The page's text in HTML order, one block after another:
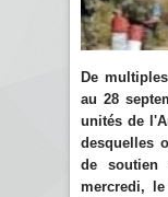
De
au 28
unités de
desquelles
de soutien
mercredi,